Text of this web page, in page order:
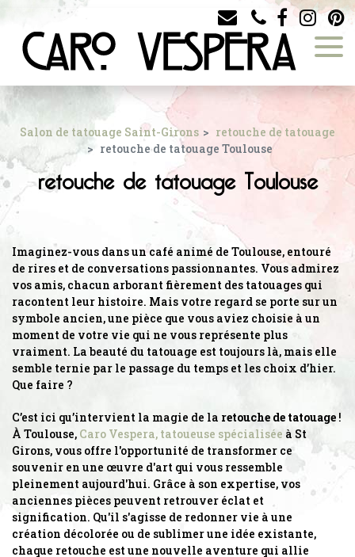
Salon de tatouage Saint-Girons
retouche de tatouage
retouche de tatouage Toulouse
retouche de tatouage Toulouse
Imaginez-vous dans un café animé de Toulouse, entouré
de rires et de conversations passionnantes. Vous admirez
vos amis, chacun arborant fièrement des tatouages qui
racontent leur histoire. Mais votre regard se porte sur un
symbole ancien, une pièce que vous aviez choisie à un
moment de votre vie qui ne vous représente plus
vraiment. La beauté du tatouage est toujours là, mais elle
semble ternie par le passage du temps et les choix d’hier.
Que faire ?
C’est ici qu’intervient la magie de la retouche de tatouage !
À Toulouse, Caro Vespera, tatoueuse spécialisée à St
Girons, vous offre l'opportunité de transformer ce
souvenir en une œuvre d'art qui vous ressemble
pleinement aujourd'hui. Grâce à son expertise, vos
anciennes pièces peuvent retrouver éclat et
signification. Qu'il s'agisse de redonner vie à une
création décolorée ou de sublimer une idée existante,
chaque retouche est une nouvelle aventure qui allie
Panneau de gestion des cookies